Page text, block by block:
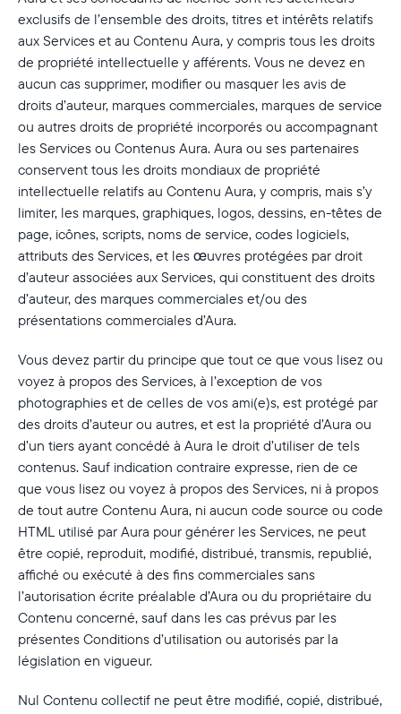
exclusifs de l’ensemble des droits, titres et intérêts relatifs
aux Services et au Contenu Aura, y compris tous les droits
de propriété intellectuelle y afférents. Vous ne devez en
aucun cas supprimer, modifier ou masquer les avis de
droits d’auteur, marques commerciales, marques de service
ou autres droits de propriété incorporés ou accompagnant
les Services ou Contenus Aura. Aura ou ses partenaires
conservent tous les droits mondiaux de propriété
intellectuelle relatifs au Contenu Aura, y compris, mais s’y
limiter, les marques, graphiques, logos, dessins, en-têtes de
page, icônes, scripts, noms de service, codes logiciels,
attributs des Services, et les œuvres protégées par droit
d’auteur associées aux Services, qui constituent des droits
d’auteur, des marques commerciales et/ou des
présentations commerciales d’Aura.
Vous devez partir du principe que tout ce que vous lisez ou
voyez à propos des Services, à l’exception de vos
photographies et de celles de vos ami(e)s, est protégé par
des droits d’auteur ou autres, et est la propriété d’Aura ou
d’un tiers ayant concédé à Aura le droit d’utiliser de tels
contenus. Sauf indication contraire expresse, rien de ce
que vous lisez ou voyez à propos des Services, ni à propos
de tout autre Contenu Aura, ni aucun code source ou code
HTML utilisé par Aura pour générer les Services, ne peut
être copié, reproduit, modifié, distribué, transmis, republié,
affiché ou exécuté à des fins commerciales sans
l’autorisation écrite préalable d’Aura ou du propriétaire du
Contenu concerné, sauf dans les cas prévus par les
présentes Conditions d’utilisation ou autorisés par la
législation en vigueur.
Nul Contenu collectif ne peut être modifié, copié, distribué,